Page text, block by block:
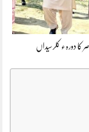
کا دورہء کلرسیداں